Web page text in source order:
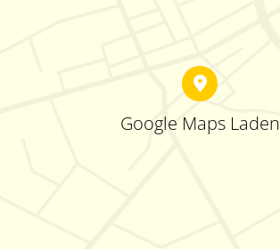
Google Maps Laden